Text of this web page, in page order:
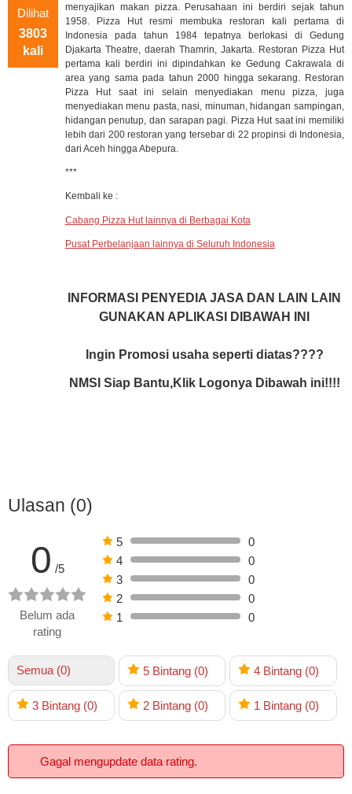
Dilihat
3803
kali
menyajikan makan pizza. Perusahaan ini berdiri sejak tahun
1958. Pizza Hut resmi membuka restoran kali pertama di
Indonesia pada tahun 1984 tepatnya berlokasi di Gedung
Djakarta Theatre, daerah Thamrin, Jakarta. Restoran Pizza Hut
pertama kali berdiri ini dipindahkan ke Gedung Cakrawala di
area yang sama pada tahun 2000 hingga sekarang. Restoran
Pizza Hut saat ini selain menyediakan menu pizza, juga
menyediakan menu pasta, nasi, minuman, hidangan sampingan,
hidangan penutup, dan sarapan pagi. Pizza Hut saat ini memiliki
lebih dari 200 restoran yang tersebar di 22 propinsi di Indonesia,
dari Aceh hingga Abepura.
***
Kembali ke :
Cabang Pizza Hut lainnya di Berbagai Kota
Pusat Perbelanjaan lainnya di Seluruh Indonesia
INFORMASI PENYEDIA JASA DAN LAIN LAIN
GUNAKAN APLIKASI DIBAWAH INI
Ingin Promosi usaha seperti diatas????
NMSI Siap Bantu,Klik Logonya Dibawah ini!!!!
Ulasan (0)
0 /5
Belum ada
rating
5
0
4
0
3
0
2
0
1
0
Semua (0) 5 Bintang (0) 4 Bintang (0)
3 Bintang (0) 2 Bintang (0) 1 Bintang (0)
Gagal mengupdate data rating.